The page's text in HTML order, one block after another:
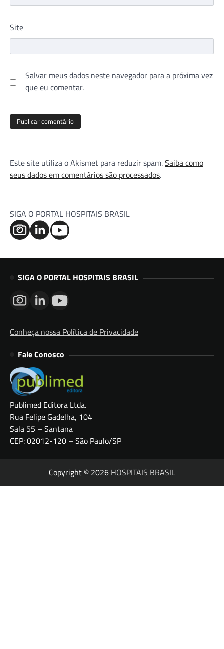
Site
Salvar meus dados neste navegador para a próxima vez
que eu comentar.
Este site utiliza o Akismet para reduzir spam.Saiba como
seus dados em comentários são processados.
SIGA O PORTAL HOSPITAIS BRASIL
SIGA O PORTAL HOSPITAIS BRASIL
Conheça nossa Política de Privacidade
Fale Conosco
Publimed Editora Ltda.
Rua Felipe Gadelha, 104
Sala 55 – Santana
CEP: 02012-120 – São Paulo/SP
Copyright © 2026 HOSPITAIS BRASIL